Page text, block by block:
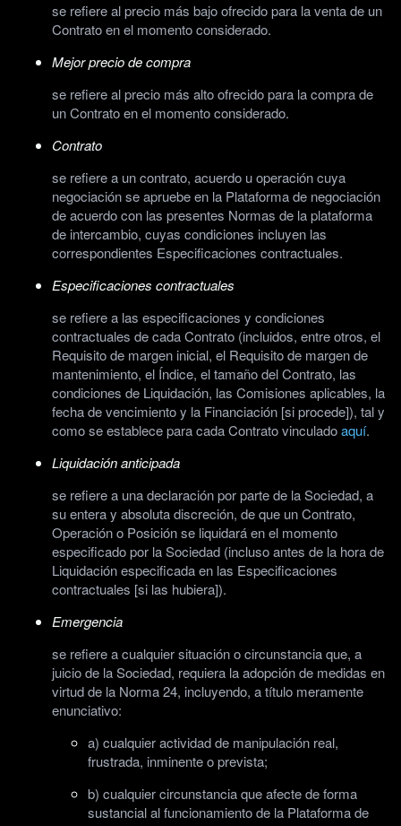
se refiere al precio más bajo ofrecido para la venta de un
Contrato en el momento considerado.
Mejor precio de compra
se refiere al precio más alto ofrecido para la compra de
un Contrato en el momento considerado.
Contrato
se refiere a un contrato, acuerdo u operación cuya
negociación se apruebe en la Plataforma de negociación
de acuerdo con las presentes Normas de la plataforma
de intercambio, cuyas condiciones incluyen las
correspondientes Especificaciones contractuales.
Especificaciones contractuales
se refiere a las especificaciones y condiciones
contractuales de cada Contrato (incluidos, entre otros, el
Requisito de margen inicial, el Requisito de margen de
mantenimiento, el Índice, el tamaño del Contrato, las
condiciones de Liquidación, las Comisiones aplicables, la
fecha de vencimiento y la Financiación [si procede]), tal y
como se establece para cada Contrato vinculadoaquí.
Liquidación anticipada
se refiere a una declaración por parte de la Sociedad, a
su entera y absoluta discreción, de que un Contrato,
Operación o Posición se liquidará en el momento
especificado por la Sociedad (incluso antes de la hora de
Liquidación especificada en las Especificaciones
contractuales [si las hubiera]).
Emergencia
se refiere a cualquier situación o circunstancia que, a
juicio de la Sociedad, requiera la adopción de medidas en
virtud de la Norma 24, incluyendo, a título meramente
enunciativo:
a) cualquier actividad de manipulación real,
frustrada, inminente o prevista;
b) cualquier circunstancia que afecte de forma
sustancial al funcionamiento de la Plataforma de